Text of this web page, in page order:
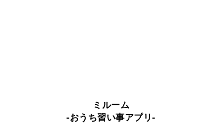
ミルーム
-おうち習い事アプリ-